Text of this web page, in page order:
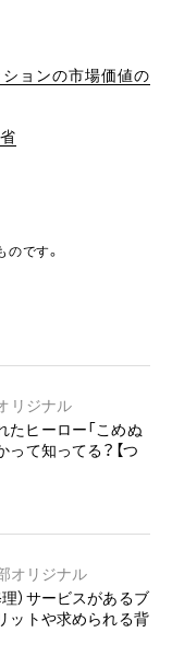
ョンの市場価値の
です。
リジナル
たヒーロー「こめぬ
って知ってる？【つ
オリジナル
）サービスがあるブ
ットや求められる背